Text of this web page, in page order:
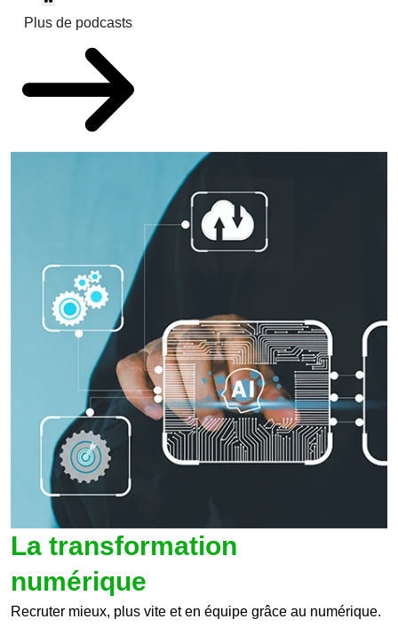
Plus de podcasts
La transformation
numérique
Recruter mieux, plus vite et en équipe grâce au numérique.